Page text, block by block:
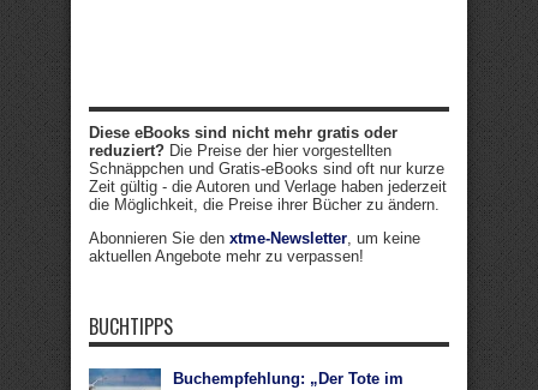
Diese eBooks sind nicht mehr gratis oder
reduziert? Die Preise der hier vorgestellten
Schnäppchen und Gratis-eBooks sind oft nur kurze
Zeit gültig - die Autoren und Verlage haben jederzeit
die Möglichkeit, die Preise ihrer Bücher zu ändern.
Abonnieren Sie den xtme-Newsletter, um keine
aktuellen Angebote mehr zu verpassen!
BUCHTIPPS
Buchempfehlung: „Der Tote im